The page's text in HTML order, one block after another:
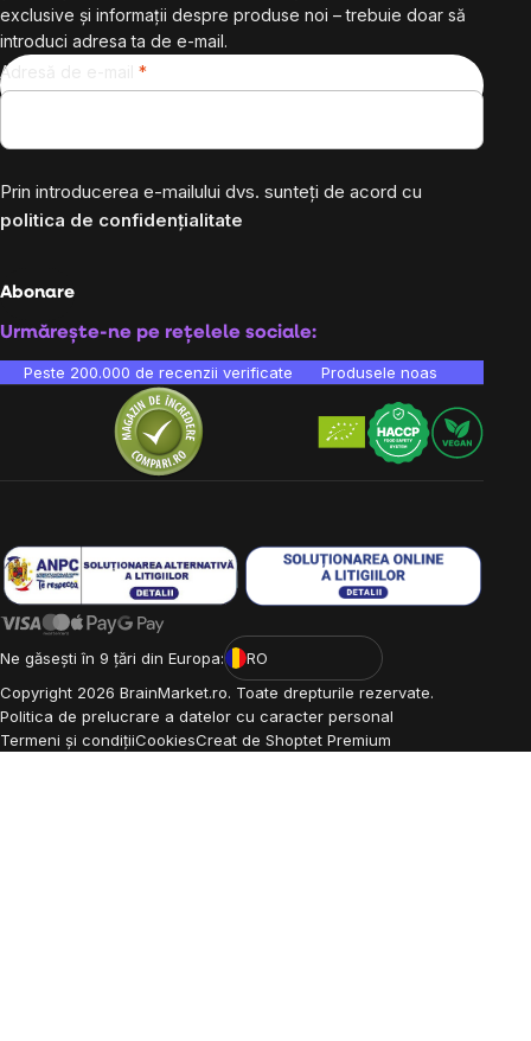
exclusive și informații despre produse noi – trebuie doar să
introduci adresa ta de e-mail.
Adresă de e-mail
Prin introducerea e-mailului dvs. sunteți de acord cu
politica de confidențialitate
Abonare
Urmărește-ne pe rețelele sociale:
Peste 200.000 de recenzii verificate Produsele noastre sunt
Ne găsești în 9 țări din Europa:
RO
Copyright 2026 BrainMarket.ro. Toate drepturile rezervate.
Politica de prelucrare a datelor cu caracter personal
Termeni și condițiiCookiesCreat de Shoptet Premium